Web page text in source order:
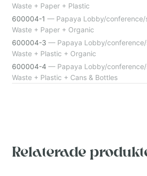
Waste + Paper + Plastic
600004-1 — Papaya Lobby/conference/
Waste + Paper + Organic
600004-3 — Papaya Lobby/conference/
Waste + Plastic + Organic
600004-4 — Papaya Lobby/conference/
Waste + Plastic + Cans & Bottles
Relaterade